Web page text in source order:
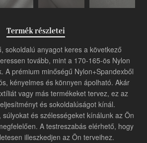
Termék részletei
sokoldalú anyagot keres a következő
tovább, mint a 170-165-ös Nylon
A prémium minőségű Nylon+Spandexből
kényelmes és könnyen ápolható. Akár
vagy más termékeket tervez, ez az
és sokoldalúságot kínál.
és szélességeket kínálunk az Ön
A testreszabás elérhető, hogy
illeszkedjen az Ön terveihez.